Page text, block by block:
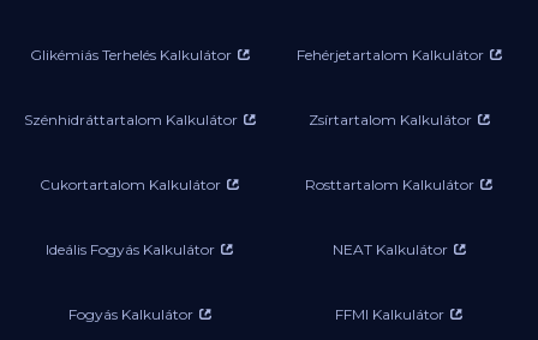
Glikémiás Terhelés Kalkulátor Fehérjetartalom Kalkulátor
Szénhidráttartalom Kalkulátor Zsírtartalom Kalkulátor
Cukortartalom Kalkulátor Rosttartalom Kalkulátor
Ideális Fogyás Kalkulátor NEAT Kalkulátor
Fogyás Kalkulátor FFMI Kalkulátor